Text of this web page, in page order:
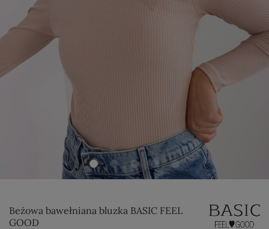
Beżowa bawełniana bluzka BASIC FEEL
GOOD